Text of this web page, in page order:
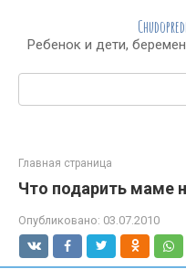
контентуРебенок и дети,
Поиск:
Главная страница
Что подарить маме
Опубликовано: 03.07.2010